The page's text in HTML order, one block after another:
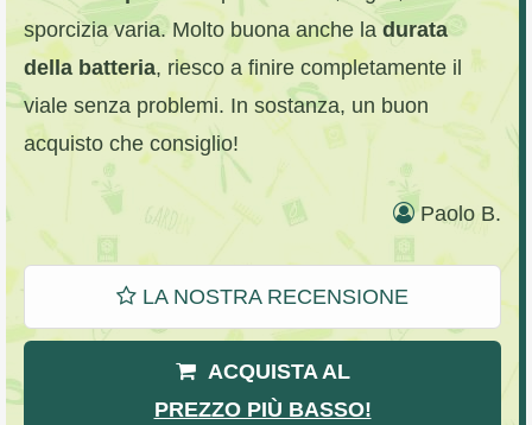
sporcizia varia. Molto buona anche la durata
della batteria, riesco a finire completamente il
viale senza problemi. In sostanza, un buon
acquisto che consiglio!
Paolo B.
LA NOSTRA RECENSIONE
ACQUISTA AL
PREZZO PIÙ BASSO!